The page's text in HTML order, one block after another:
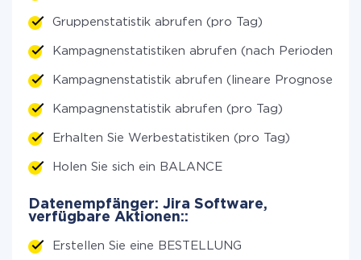
Gruppenstatistik abrufen (pro Tag)
Kampagnenstatistiken abrufen (nach Perioden)
Kampagnenstatistik abrufen (lineare Prognose)
Kampagnenstatistik abrufen (pro Tag)
Erhalten Sie Werbestatistiken (pro Tag)
Holen Sie sich ein BALANCE
Datenempfänger: Jira Software,
verfügbare Aktionen::
Erstellen Sie eine BESTELLUNG